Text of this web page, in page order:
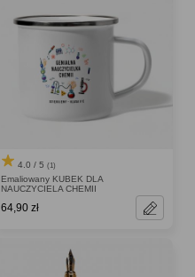
4.0 / 5 (1)
Emaliowany KUBEK DLA
NAUCZYCIELA CHEMII
64,90 zł